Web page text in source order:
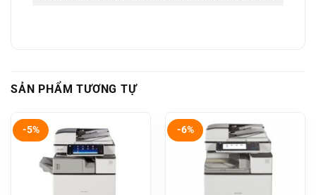
SẢN PHẨM TƯƠNG TỰ
-5% -6%